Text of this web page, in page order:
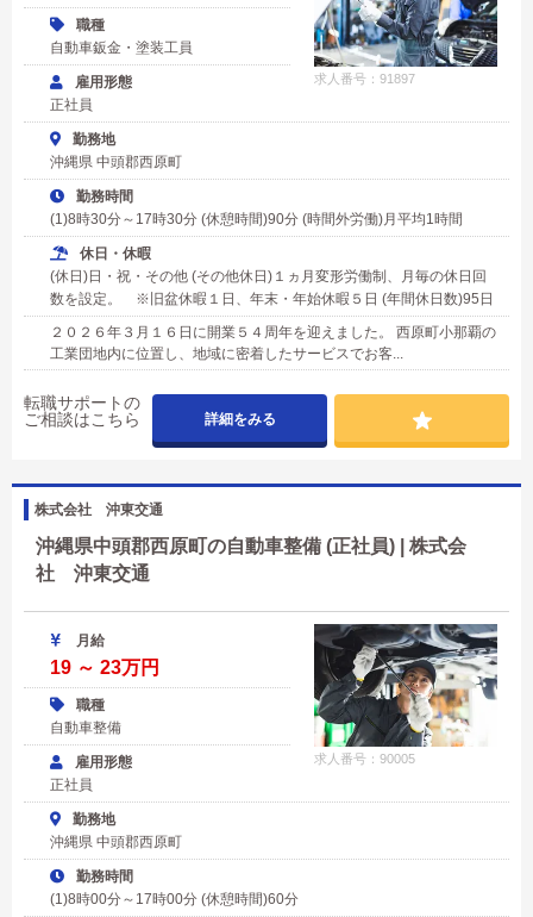
求人番号：91897
職種
自動車鈑金・塗装工員
雇用形態
正社員
勤務地
沖縄県 中頭郡西原町
勤務時間
(1)8時30分～17時30分 (休憩時間)90分 (時間外労働)月平均1時間
休日・休暇
(休日)日・祝・その他 (その他休日)１ヵ月変形労働制、月毎の休日回
数を設定。 ※旧盆休暇１日、年末・年始休暇５日 (年間休日数)95日
２０２６年３月１６日に開業５４周年を迎えました。 西原町小那覇の
工業団地内に位置し、地域に密着したサービスでお客...
転職サポートの
ご相談はこちら
詳細をみる
株式会社 沖東交通
沖縄県中頭郡西原町の自動車整備 (正社員) | 株式会
社 沖東交通
求人番号：90005
月給
19 ～ 23万円
職種
自動車整備
雇用形態
正社員
勤務地
沖縄県 中頭郡西原町
勤務時間
(1)8時00分～17時00分 (休憩時間)60分